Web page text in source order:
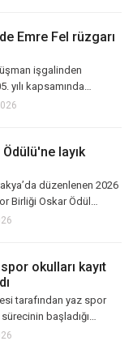
Emre Fel rüzgarı
işgalinden
yılı kapsamında
Kurtuluş Haftası
layık
düzenlenen 2026
Birliği Oskar Ödül
adına, Cumhuriyet Halk
okulları kayıt
tarafından yaz spor
sürecinin başladığı
10 farklı branşta ,